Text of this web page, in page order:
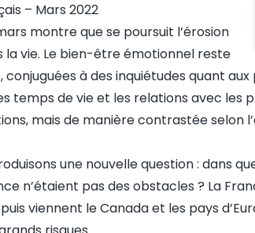
– Mars 2022
montre que se poursuit l’érosion
la vie. Le bien-être émotionnel reste
conjuguées à des inquiétudes quant
temps de vie et les relations avec les
mais de manière contrastée selon
une nouvelle question : dans
n’étaient pas des obstacles ? La
viennent le Canada et les pays